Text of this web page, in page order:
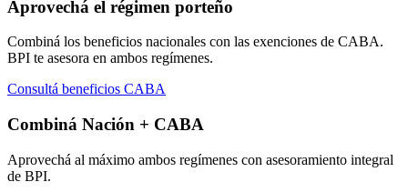
Aprovechá el régimen porteño
Combiná los beneficios nacionales con las exenciones de CABA.
BPI te asesora en ambos regímenes.
Consultá beneficios CABA
Combiná Nación + CABA
Aprovechá al máximo ambos regímenes con asesoramiento integral
de BPI.